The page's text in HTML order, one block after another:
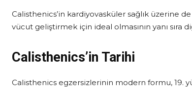
Calisthenics’in kardiyovasküler sağlık üzerine
vücut geliştirmek için ideal olmasının yanı sıra
Calisthenics’in Tarihi
Calisthenics egzersizlerinin modern formu, 19.